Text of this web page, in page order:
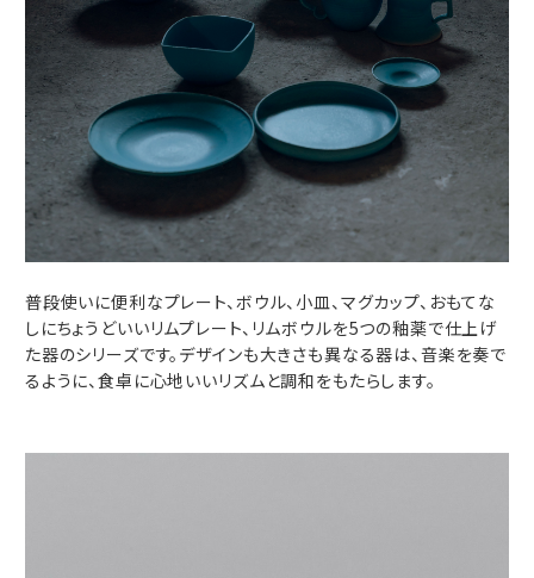
普段使いに便利なプレート、ボウル、小皿、マグカップ、おもてな
しにちょうどいいリムプレート、リムボウルを5つの釉薬で仕上げ
た器のシリーズです。デザインも大きさも異なる器は、音楽を奏で
るように、食卓に心地いいリズムと調和をもたらします。